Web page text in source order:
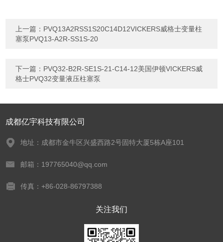
上一篇： PVQ13A2RSS1S20C14D12VICKERS威格士变量柱
塞泵PVQ13-A2R-SS1S-20
下一篇： PVQ32-B2R-SE1S-21-C14-12美国伊顿VICKERS威
格士PVQ32变量液压柱塞泵
成都亿宇科技有限公司
地址：成都市金牛区兴盛西路2号固特大厦5栋A座101
邮箱：197765040@qq.com
传真：+86-028-86797388
关注我们